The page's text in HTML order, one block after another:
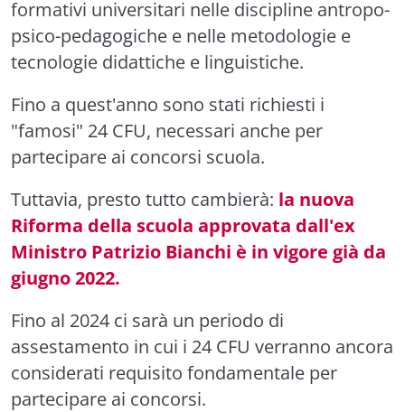
formativi universitari nelle discipline antropo-
psico-pedagogiche e nelle metodologie e
tecnologie didattiche e linguistiche.
Fino a quest'anno sono stati richiesti i
"famosi" 24 CFU, necessari anche per
partecipare ai concorsi scuola.
Tuttavia, presto tutto cambierà: la nuova
Riforma della scuola approvata dall'ex
Ministro Patrizio Bianchi è in vigore già da
giugno 2022.
Fino al 2024 ci sarà un periodo di
assestamento in cui i 24 CFU verranno ancora
considerati requisito fondamentale per
partecipare ai concorsi.